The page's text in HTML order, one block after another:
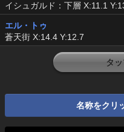
イシュガルド：下層 X:11.1
エル・トゥ
蒼天街 X:14.4 Y:12.7
タ
名称をクリ